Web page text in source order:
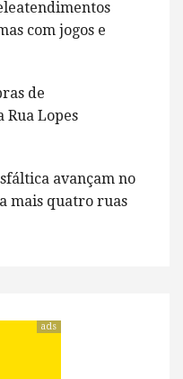
com jogos e
de
Rua Lopes
avançam no
mais quatro ruas
ads